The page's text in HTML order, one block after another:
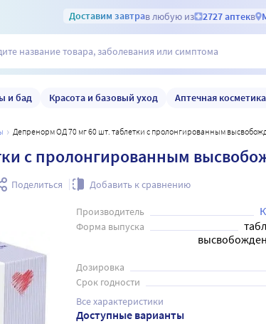
Доставим завтрав любую из 2727 аптекв
и бад Красота и базовый уход Аптечная косметика
Депренорм ОД 70 мг 60 шт. таблетки с пролонгированным
с пролонгированным
Поделиться Добавить к сравнению
Производитель
Форма выпуска
Дозировка
Срок годности
Все характеристики
Доступные варианты